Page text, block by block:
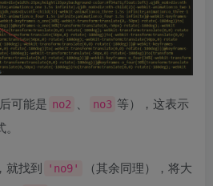
后可能是 no2 no3 等），这表示
就找到 'no9'
（其余同理），将大